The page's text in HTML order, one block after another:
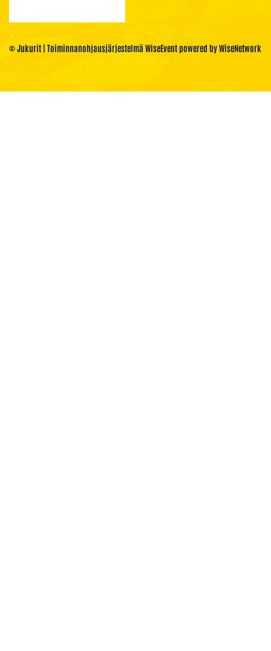
© Jukurit | Toiminnanohjausjärjestelmä WiseEventpowered byWiseNetwork